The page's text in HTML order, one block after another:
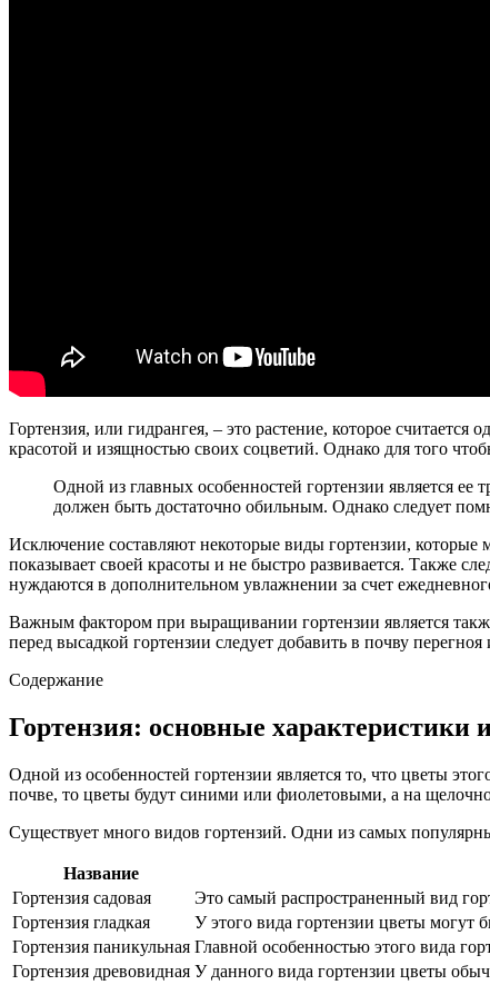
Гортензия, или гидрангея, – это растение, которое
красотой и изящностью своих соцветий. Однако для того
Одной из главных особенностей гортензии является
должен быть достаточно обильным. Однако следует
Исключение составляют некоторые виды гортензии, которые
показывает своей красоты и не быстро развивается. Также
нуждаются в дополнительном увлажнении за счет
Важным фактором при выращивании гортензии является
перед высадкой гортензии следует добавить в почву перегноя
Содержание
Гортензия: основные характеристики
Одной из особенностей гортензии является то, что цветы
почве, то цветы будут синими или фиолетовыми, а на
Существует много видов гортензий. Одни из самых
Название
Гортензия садовая
Это самый распространенный вид
Гортензия гладкая
У этого вида гортензии цветы
Гортензия паникульная Главной особенностью этого вида
Гортензия древовидная У данного вида гортензии цветы